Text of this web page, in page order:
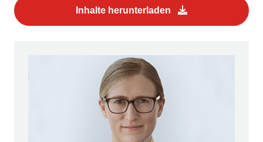
Inhalte herunterladen